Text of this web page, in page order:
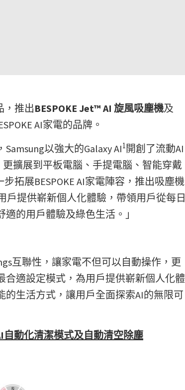
，推出BESPOKE Jet™ AI 旋風吸塵機及
AI家電的品牌。
以強大的Galaxy AI1 開創了流動AI
擴展到平板電腦、手提電腦、智能穿戴
拓展BESPOKE AI家電陣容，推出吸塵機
戶提供嶄新個人化體驗，帶領用戶從每日
的用戶體驗及綠色生活。」
互聯性，讓家電不但可以自動操作，更
適設定模式，為用戶提供嶄新個人化體
生活方式，讓用戶全面探索AI的無限可
自動化清潔模式及自動清空除塵